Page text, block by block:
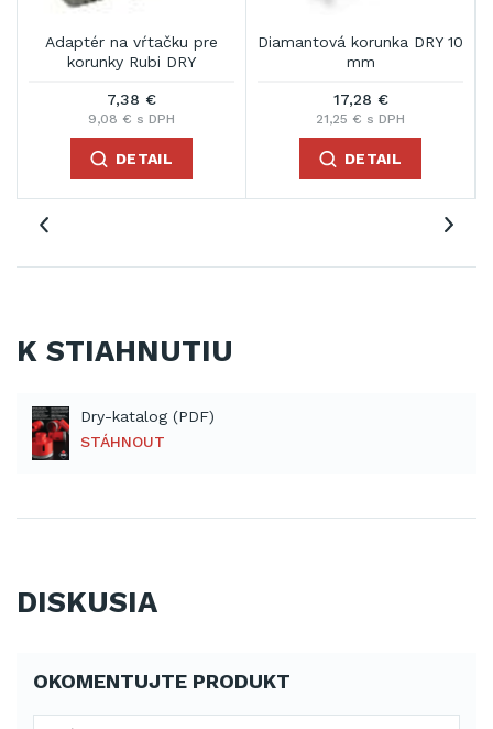
DRY 10
Diamantová korunka DRY 12
mm
23,13 € s DPH
Diamantová korunka
36,86 € s DPH
K STIAHNUTIU
Dry-katalog (PDF)
STÁHNOUT
DISKUSIA
OKOMENTUJTE PRODUKT